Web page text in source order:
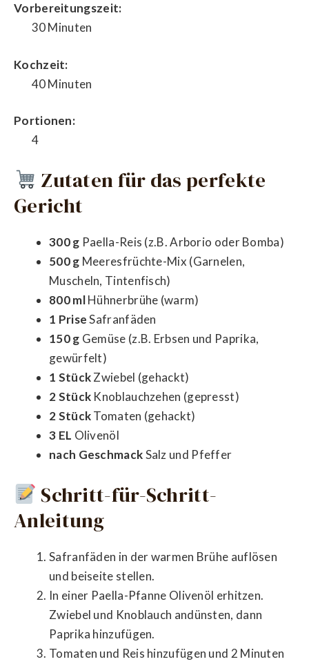
Vorbereitungszeit:
30 Minuten
Kochzeit:
40 Minuten
Portionen:
4
Zutaten für das perfekte
Gericht
300 g Paella-Reis (z.B. Arborio oder Bomba)
500 g Meeresfrüchte-Mix (Garnelen,
Muscheln, Tintenfisch)
800 mlHühnerbrühe (warm)
1 PriseSafranfäden
150 g Gemüse (z.B. Erbsen und Paprika,
gewürfelt)
1 StückZwiebel (gehackt)
2 Stück Knoblauchzehen (gepresst)
2 StückTomaten (gehackt)
3 EL Olivenöl
nach GeschmackSalz und Pfeffer
Schritt-für-Schritt-
Anleitung
Safranfäden in der warmen Brühe auflösen
und beiseite stellen.
In einer Paella-Pfanne Olivenöl erhitzen.
Zwiebel und Knoblauch andünsten, dann
Paprika hinzufügen.
Tomaten und Reis hinzufügen und 2 Minuten